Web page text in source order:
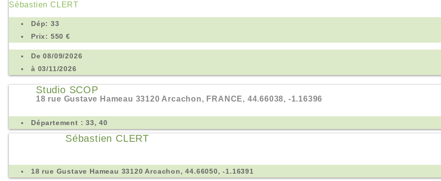
Sébastien CLERT
Dép: 33
Prix: 550 €
De 08/09/2026
à 03/11/2026
Studio SCOP
18 rue Gustave Hameau 33120 Arcachon, FRANCE, 44.66038, -1.16396
Département : 33, 40
Sébastien CLERT
18 rue Gustave Hameau 33120 Arcachon, 44.66050, -1.16391